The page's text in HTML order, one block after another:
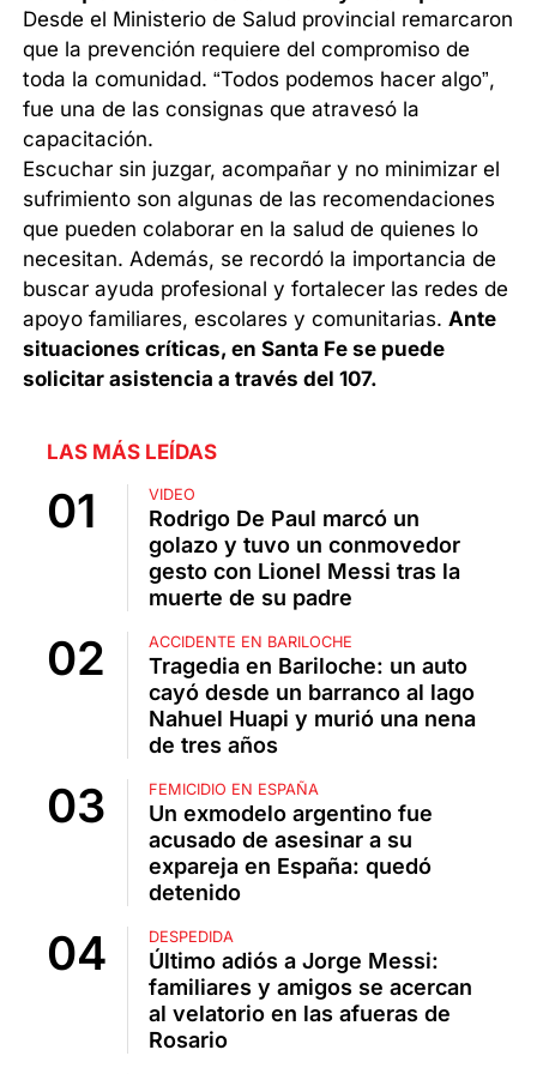
Desde el Ministerio de Salud provincial remarcaron
que la prevención requiere del compromiso de
toda la comunidad. “Todos podemos hacer algo”,
fue una de las consignas que atravesó la
capacitación.
Escuchar sin juzgar, acompañar y no minimizar el
sufrimiento son algunas de las recomendaciones
que pueden colaborar en la salud de quienes lo
necesitan. Además, se recordó la importancia de
buscar ayuda profesional y fortalecer las redes de
apoyo familiares, escolares y comunitarias.Ante
situaciones críticas, en Santa Fe se puede
solicitar asistencia a través del 107.
LAS MÁS LEÍDAS
VIDEO
Rodrigo De Paul marcó un
golazo y tuvo un conmovedor
gesto con Lionel Messi tras la
muerte de su padre
ACCIDENTE EN BARILOCHE
Tragedia en Bariloche: un auto
cayó desde un barranco al lago
Nahuel Huapi y murió una nena
de tres años
FEMICIDIO EN ESPAÑA
Un exmodelo argentino fue
acusado de asesinar a su
expareja en España: quedó
detenido
DESPEDIDA
Último adiós a Jorge Messi:
familiares y amigos se acercan
al velatorio en las afueras de
Rosario